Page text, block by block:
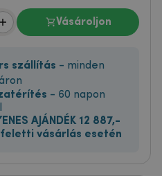
Vásároljon
szállítás - minden
- 60 napon
AJÁNDÉK 12 887,-
feletti vásárlás esetén